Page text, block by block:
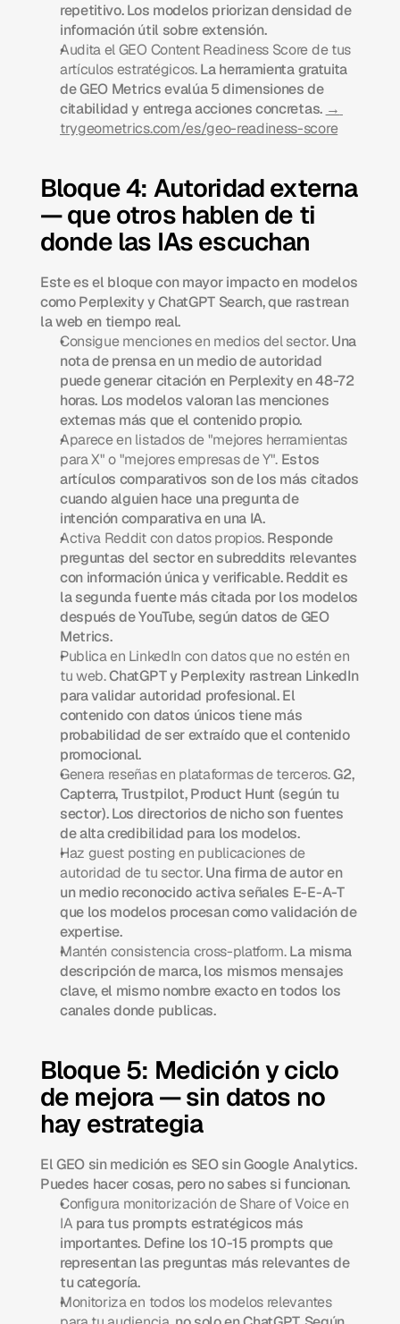
repetitivo. Los modelos priorizan densidad de
información útil sobre extensión.
Audita el GEO Content Readiness Score de tus
artículos estratégicos. La herramienta gratuita
de GEO Metrics evalúa 5 dimensiones de
citabilidad y entrega acciones concretas. →
trygeometrics.com/es/geo-readiness-score
Bloque 4: Autoridad externa
— que otros hablen de ti
donde las IAs escuchan
Este es el bloque con mayor impacto en modelos
como Perplexity y ChatGPT Search, que rastrean
la web en tiempo real.
Consigue menciones en medios del sector. Una
nota de prensa en un medio de autoridad
puede generar citación en Perplexity en 48-72
horas. Los modelos valoran las menciones
externas más que el contenido propio.
Aparece en listados de "mejores herramientas
para X" o "mejores empresas de Y". Estos
artículos comparativos son de los más citados
cuando alguien hace una pregunta de
intención comparativa en una IA.
Activa Reddit con datos propios. Responde
preguntas del sector en subreddits relevantes
con información única y verificable. Reddit es
la segunda fuente más citada por los modelos
después de YouTube, según datos de GEO
Metrics.
Publica en LinkedIn con datos que no estén en
tu web. ChatGPT y Perplexity rastrean LinkedIn
para validar autoridad profesional. El
contenido con datos únicos tiene más
probabilidad de ser extraído que el contenido
promocional.
Genera reseñas en plataformas de terceros. G2,
Capterra, Trustpilot, Product Hunt (según tu
sector). Los directorios de nicho son fuentes
de alta credibilidad para los modelos.
Haz guest posting en publicaciones de
autoridad de tu sector. Una firma de autor en
un medio reconocido activa señales E-E-A-T
que los modelos procesan como validación de
expertise.
Mantén consistencia cross-platform. La misma
descripción de marca, los mismos mensajes
clave, el mismo nombre exacto en todos los
canales donde publicas.
Bloque 5: Medición y ciclo
de mejora — sin datos no
hay estrategia
El GEO sin medición es SEO sin Google Analytics.
Puedes hacer cosas, pero no sabes si funcionan.
Configura monitorización de Share of Voice en
IA para tus prompts estratégicos más
importantes. Define los 10-15 prompts que
representan las preguntas más relevantes de
tu categoría.
Monitoriza en todos los modelos relevantes